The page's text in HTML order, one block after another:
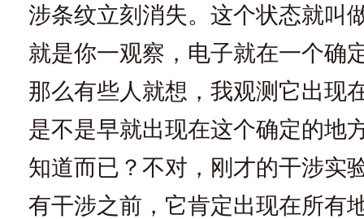
涉条纹立刻消失。这个状态就叫
就是你一观察，电子就在一个确
那么有些人就想，我观测它出现
是不是早就出现在这个确定的地
知道而已？不对，刚才的干涉实
有干涉之前，它肯定出现在所有